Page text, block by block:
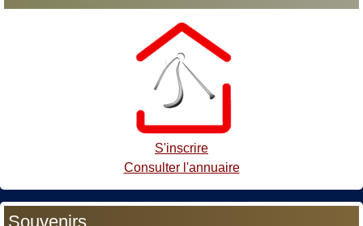
S'inscrire
Consulter l'annuaire
Souvenirs